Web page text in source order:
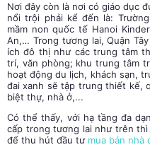
Nơi đây còn là nơi có giáo dục
nổi trội phải kể đến là:
mầm non quốc tế Hanoi
An,… Trong tương lai, Quận
ích đô thị như các trung tâm
trí, văn phòng; khu trung tâm
hoạt động du lịch, khách sạn,
đai xanh sẽ tập trung thiết kế,
biệt thự, nhà ở,...
Có thể thấy, với hạ tầng đa
cấp trong tương lai như trên thì
để thu hút đầu tư mua bán nhà